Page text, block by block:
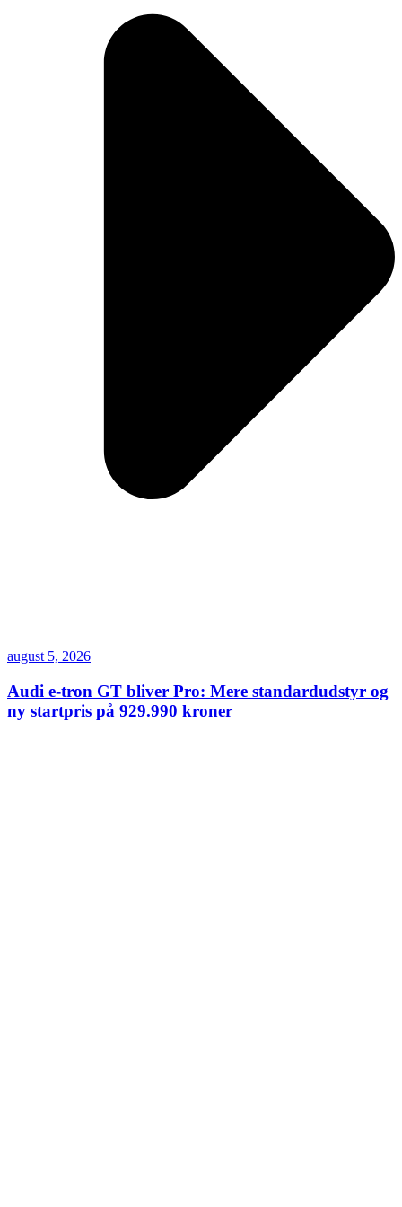
august 5, 2026
Audi e-tron GT bliver Pro: Mere standardudstyr og
ny startpris på 929.990 kroner